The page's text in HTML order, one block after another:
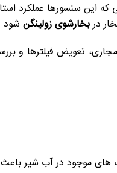
این سنسورها عملکرد
دربخارشویزولینگن شود
تعویض فیلترها
موجود در آب شیر